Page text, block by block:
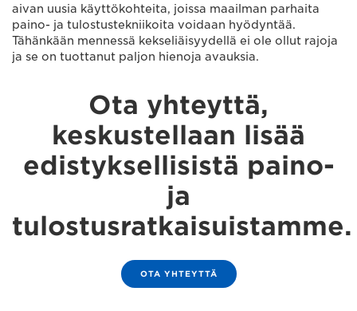
aivan uusia käyttökohteita, joissa maailman parhaita
paino- ja tulostustekniikoita voidaan hyödyntää.
Tähänkään mennessä kekseliäisyydellä ei ole ollut rajoja
ja se on tuottanut paljon hienoja avauksia.
Ota yhteyttä,
keskustellaan lisää
edistyksellisistä paino-
ja
tulostusratkaisuistamme.
OTA YHTEYTTÄ